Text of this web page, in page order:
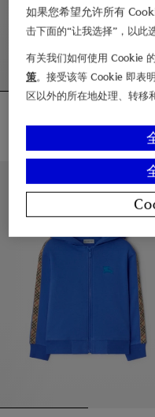
格纹装饰棉质拉链连帽衫,
如果您希望允许所有
击下面的“让我选择”，以此
有关我们如何使用 Cookie
策。接受该等 Cookie 即表
区以外的所在地处理、转移